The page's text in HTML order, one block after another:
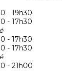
- 19h30
- 17h30
- 17h30
- 17h30
- 21h00